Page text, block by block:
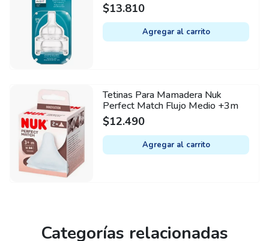
$13.810
Agregar al carrito
Tetinas Para Mamadera Nuk
Perfect Match Flujo Medio +3m
$12.490
Agregar al carrito
Categorías relacionadas